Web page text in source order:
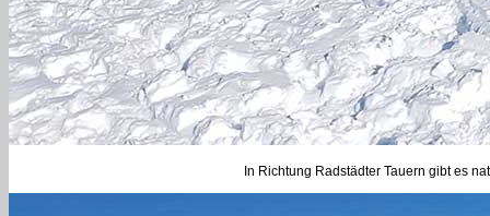
In Richtung Radstädter Tauern gibt es